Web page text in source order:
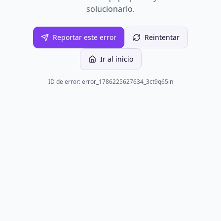
solucionarlo.
Reportar este error Reintentar
Ir al inicio
ID de error: error_1786225627634_3ct9q65in